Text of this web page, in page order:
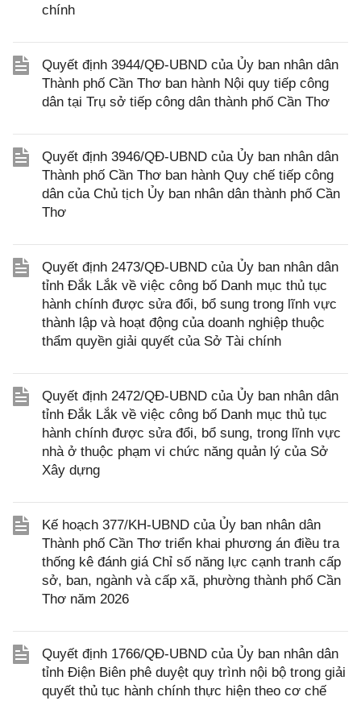
chính
Quyết định 3944/QĐ-UBND của Ủy ban nhân dân
Thành phố Cần Thơ ban hành Nội quy tiếp công
dân tại Trụ sở tiếp công dân thành phố Cần Thơ
Quyết định 3946/QĐ-UBND của Ủy ban nhân dân
Thành phố Cần Thơ ban hành Quy chế tiếp công
dân của Chủ tịch Ủy ban nhân dân thành phố Cần
Thơ
Quyết định 2473/QĐ-UBND của Ủy ban nhân dân
tỉnh Đắk Lắk về việc công bố Danh mục thủ tục
hành chính được sửa đổi, bổ sung trong lĩnh vực
thành lập và hoạt động của doanh nghiệp thuộc
thẩm quyền giải quyết của Sở Tài chính
Quyết định 2472/QĐ-UBND của Ủy ban nhân dân
tỉnh Đắk Lắk về việc công bố Danh mục thủ tục
hành chính được sửa đổi, bổ sung, trong lĩnh vực
nhà ở thuộc phạm vi chức năng quản lý của Sở
Xây dựng
Kế hoạch 377/KH-UBND của Ủy ban nhân dân
Thành phố Cần Thơ triển khai phương án điều tra
thống kê đánh giá Chỉ số năng lực cạnh tranh cấp
sở, ban, ngành và cấp xã, phường thành phố Cần
Thơ năm 2026
Quyết định 1766/QĐ-UBND của Ủy ban nhân dân
tỉnh Điện Biên phê duyệt quy trình nội bộ trong giải
quyết thủ tục hành chính thực hiện theo cơ chế